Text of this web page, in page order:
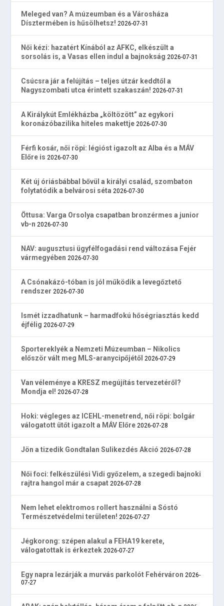
Meleged van? A múzeumban és a Városháza
Dísztermében is hűsölhetsz! 2026-07-31
Női kézi: hazatért Kínából az AFKC, elkészült a
sorsolás is, a Vasas ellen indul a bajnokság 2026-07-31
Csúcsra jár a felújítás – teljes útzár keddtől a
Nagyszombati utca érintett szakaszán! 2026-07-31
A Királykút Emlékházba „költözött” az egykori
koronázóbazilika hiteles makettje 2026-07-30
Férfi kosár, női röpi: légióst igazolt az Alba és a MÁV
Előre is 2026-07-30
Két új óriásbábbal bővül a királyi család, szombaton
folytatódik a belvárosi séta 2026-07-30
Öttusa: Varga Orsolya csapatban bronzérmes a junior
vb-n 2026-07-30
NAV: augusztusi ügyfélfogadási rend változása Fejér
vármegyében 2026-07-30
A Csónakázó-tóban is jól működik a levegőztető
rendszer 2026-07-30
Ismét izzadhatunk – harmadfokú hőségriasztás kedd
éjfélig 2026-07-29
Sportereklyék a Nemzeti Múzeumban – Nikolics
először vált meg MLS-aranycipőjétől 2026-07-29
Van véleménye a KRESZ megújítás tervezetéről?
Mondja el! 2026-07-28
Hoki: végleges az ICEHL-menetrend, női röpi: bolgár
válogatott ütőt igazolt a MÁV Előre 2026-07-28
Jön a tizedik Gondtalan Sulikezdés Akció 2026-07-28
Női foci: felkészülési Vidi győzelem, a szegedi bajnoki
rajtra hangol már a csapat 2026-07-28
Nem lehet elektromos rollert használni a Sóstó
Természetvédelmi területen! 2026-07-27
Jégkorong: szépen alakul a FEHA19 kerete,
válogatottak is érkeztek 2026-07-27
Egy napra lezárják a murvás parkolót Fehérváron 2026-
07-27